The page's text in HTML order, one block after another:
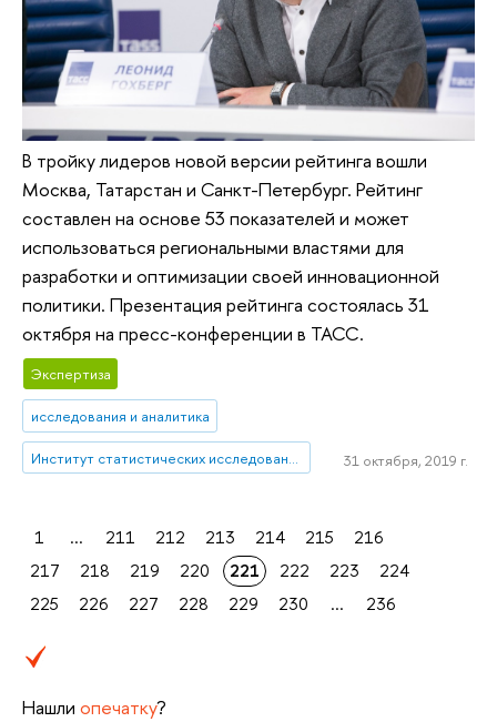
В тройку лидеров новой версии рейтинга вошли
Москва, Татарстан и Санкт-Петербург. Рейтинг
составлен на основе 53 показателей и может
использоваться региональными властями для
разработки и оптимизации своей инновационной
политики. Презентация рейтинга состоялась 31
октября на пресс-конференции в ТАСС.
Экспертиза
исследования и аналитика
31 октября, 2019 г.
1 ... 211 212 213 214 215
216
217
218 219 220 221 222 223
224
225
226 227 228 229 230 ... 236
Нашли опечатку?